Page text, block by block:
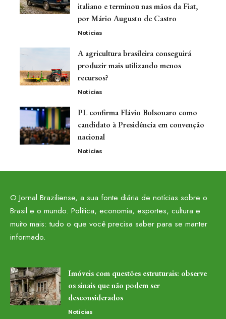
italiano e terminou nas mãos da Fiat,
por Mário Augusto de Castro
Noticias
A agricultura brasileira conseguirá
produzir mais utilizando menos
recursos?
Noticias
PL confirma Flávio Bolsonaro como
candidato à Presidência em convenção
nacional
Noticias
O Jornal Braziliense, a sua fonte diária de notícias sobre o
Brasil e o mundo. Política, economia, esportes, cultura e
muito mais: tudo o que você precisa saber para se manter
informado.
Imóveis com questões estruturais: observe
os sinais que não podem ser
desconsiderados
Noticias